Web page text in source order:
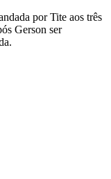
por Tite aos três
Gerson ser